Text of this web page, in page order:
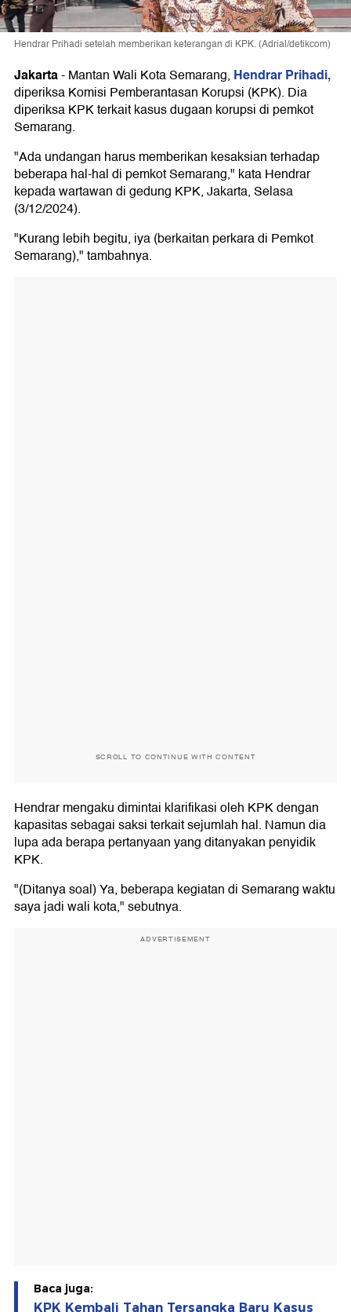
Hendrar Prihadi setelah memberikan keterangan di KPK. (Adrial/detikcom)
Jakarta-Mantan Wali Kota Semarang, Hendrar Prihadi,
diperiksa Komisi Pemberantasan Korupsi (KPK). Dia
diperiksa KPK terkait kasus dugaan korupsi di pemkot
Semarang.
"Ada undangan harus memberikan kesaksian terhadap
beberapa hal-hal di pemkot Semarang," kata Hendrar
kepada wartawan di gedung KPK, Jakarta, Selasa
(3/12/2024).
"Kurang lebih begitu, iya (berkaitan perkara di Pemkot
Semarang)," tambahnya.
SCROLL TO CONTINUE WITH CONTENT
Hendrar mengaku dimintai klarifikasi oleh KPK dengan
kapasitas sebagai saksi terkait sejumlah hal. Namun dia
lupa ada berapa pertanyaan yang ditanyakan penyidik
KPK.
"(Ditanya soal) Ya, beberapa kegiatan di Semarang waktu
saya jadi wali kota," sebutnya.
ADVERTISEMENT
Baca juga:
KPK Kembali Tahan Tersangka Baru Kasus